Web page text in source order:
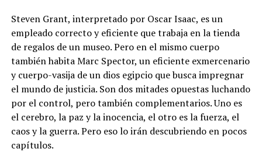
Steven Grant, interpretado por Oscar Isaac, es un
empleado correcto y eficiente que trabaja en la tienda
de regalos de un museo. Pero en el mismo cuerpo
también habita Marc Spector, un eficiente exmercenario
y cuerpo-vasija de un dios egipcio que busca impregnar
el mundo de justicia. Son dos mitades opuestas luchando
por el control, pero también complementarios. Uno es
el cerebro, la paz y la inocencia, el otro es la fuerza, el
caos y la guerra. Pero eso lo irán descubriendo en pocos
capítulos.